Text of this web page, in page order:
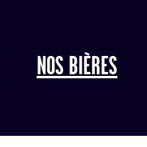
NOS BIÈRES